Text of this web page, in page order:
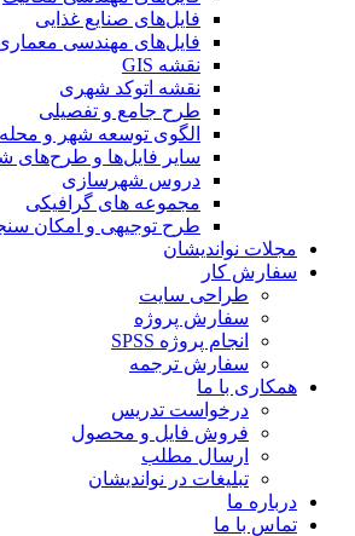
فایل‌های صنایع غذایی
فایل‌های مهندسی معماری
نقشه GIS
نقشه اتوکد شهری
طرح جامع و تفصیلی
الگوی توسعه شهر و محله
سایر فایل‌ها و طرح‌های شهری
دروس شهرسازی
مجموعه های گرافیکی
طرح توجیهی و امکان سنجی
مجلات نواندیشان
سفارش کار
طراحی سایت
سفارش پروژه
انجام پروژه SPSS
سفارش ترجمه
همکاری با ما
درخواست تدریس
فروش فایل و محصول
ارسال مطلب
تبلیغات در نواندیشان
درباره ما
تماس با ما